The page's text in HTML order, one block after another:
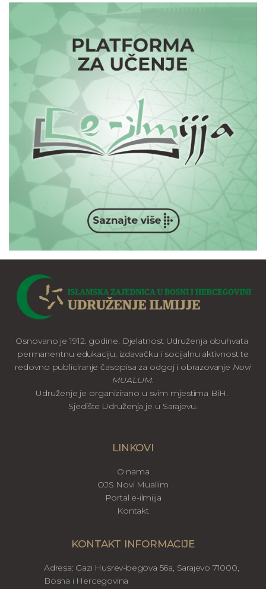
Osnovano je 1912. godine. Djelatnost Udruženja obuhvata
permanentnu edukaciju, izdavačku i socijalnu aktivnost te
redovno publiciranje časopisa za odgoj i obrazovanje Novi
MUALLIM.
Udruženje je organizirano u svim mjestima BiH.
Sjedište Udruženja je u Sarajevu.
LINKOVI
O nama
OJS Novi Muallim
Portal e-ilmijja
Kontakt
KONTAKT INFORMACIJE
Adresa: Gazi Husrev-begova 56a, Sarajevo 71000,
Bosna i Hercegovina